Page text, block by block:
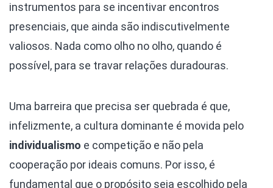
instrumentos para se incentivar encontros
presenciais, que ainda são indiscutivelmente
valiosos. Nada como olho no olho, quando é
possível, para se travar relações duradouras.
Uma barreira que precisa ser quebrada é que,
infelizmente, a cultura dominante é movida pelo
individualismo e competição e não pela
cooperação por ideais comuns. Por isso, é
fundamental que o propósito seja escolhido pela